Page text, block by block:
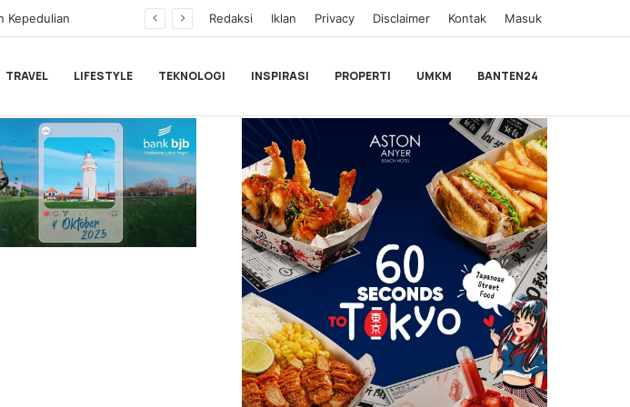
Redaksi Iklan Privacy Disclaimer Kontak Masuk
TRAVEL LIFESTYLE TEKNOLOGI INSPIRASI PROPERTI UMKM BANTEN24